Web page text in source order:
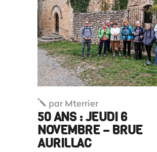
par Mterrier
50 ANS : JEUDI 6
NOVEMBRE – BRUE
AURILLAC